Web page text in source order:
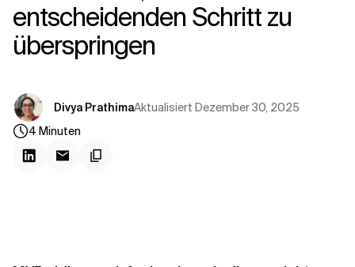
entscheidenden Schritt zu
überspringen
Divya PrathimaAktualisiert Dezember 30, 2025
4 Minuten